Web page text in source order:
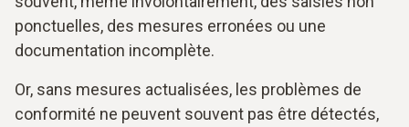
ponctuelles, des mesures erronées ou une
documentation incomplète.
Or, sans mesures actualisées, les problèmes de
conformité ne peuvent souvent pas être détectés,